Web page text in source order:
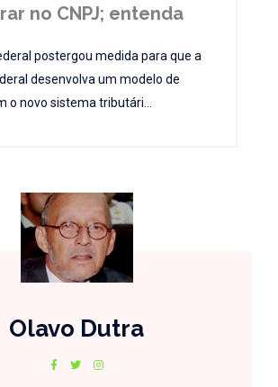
no CNPJ; entenda
postergou medida para que a
desenvolva um modelo de
o novo sistema tributári...
Olavo Dutra